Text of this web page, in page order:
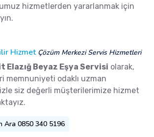
hizmetlerden yararlanmak için
Hizmet Çözüm Merkezi Servis Hizmetleri
Elazığ Beyaz Eşya Servisi olarak,
memnuniyeti odaklı uzman
siz değerli müşterilerimize hizmet
Ara 0850 340 5196